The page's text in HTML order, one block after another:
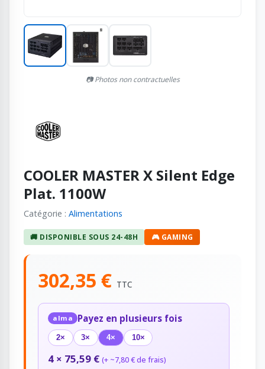
📷 Photos non contractuelles
COOLER MASTER X Silent Edge
Plat. 1100W
Catégorie : Alimentations
🚚 DISPONIBLE SOUS 24-48H 🎮 GAMING
302,35 € TTC
alma Payez en plusieurs fois
2× 3× 4× 10×
4 × 75,59 € (+ ~7,80 € de frais)